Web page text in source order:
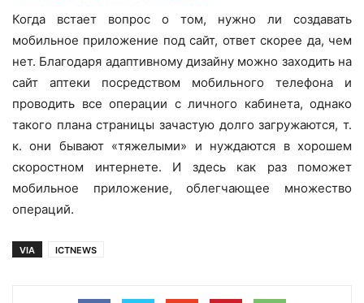
Когда встает вопрос о том, нужно ли создавать
мобильное приложение под сайт, ответ скорее да, чем
нет. Благодаря адаптивному дизайну можно заходить на
сайт аптеки посредством мобильного телефона и
проводить все операции с личного кабинета, однако
такого плана страницы зачастую долго загружаются, т.
к. они бывают «тяжелыми» и нуждаются в хорошем
скоростном интернете. И здесь как раз поможет
мобильное приложение, облегчающее множество
операций.
VIA ICTNEWS